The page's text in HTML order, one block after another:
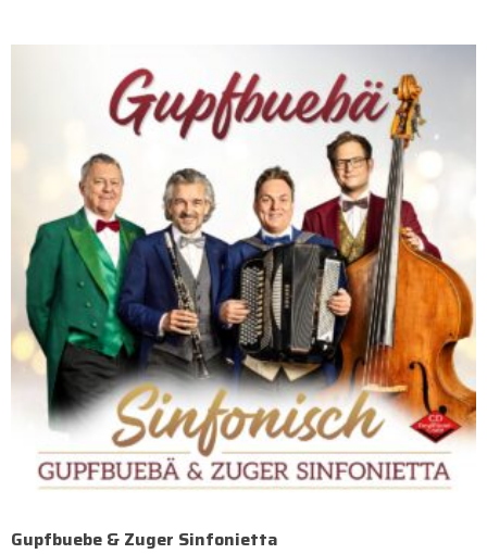
Gupfbuebe & Zuger Sinfonietta